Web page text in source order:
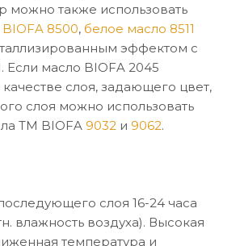
можно также использовать
8500, белое масло 8511
эффектом с
Если масло BIOFA 2045
качестве слоя, задающего цвет,
слоя можно использовать
ТМ BIOFA 9032 и 9062.
слоя 16-24 часа
влажность воздуха). Высокая
температура и